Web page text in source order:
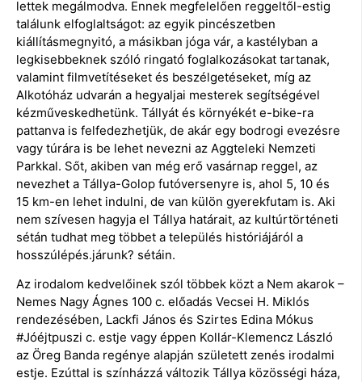
lettek megálmodva. Ennek megfelelően reggeltől-estig
találunk elfoglaltságot: az egyik pincészetben
kiállításmegnyitó, a másikban jóga vár, a kastélyban a
legkisebbeknek szóló ringató foglalkozásokat tartanak,
valamint filmvetítéseket és beszélgetéseket, míg az
Alkotóház udvarán a hegyaljai mesterek segítségével
kézműveskedhetünk. Tállyát és környékét e-bike-ra
pattanva is felfedezhetjük, de akár egy bodrogi evezésre
vagy túrára is be lehet nevezni az Aggteleki Nemzeti
Parkkal. Sőt, akiben van még erő vasárnap reggel, az
nevezhet a Tállya-Golop futóversenyre is, ahol 5, 10 és
15 km-en lehet indulni, de van külön gyerekfutam is. Aki
nem szívesen hagyja el Tállya határait, az kultúrtörténeti
sétán tudhat meg többet a település históriájáról a
hosszúlépés.járunk? sétáin.
Az irodalom kedvelőinek szól többek közt a Nem akarok –
Nemes Nagy Ágnes 100 c. előadás Vecsei H. Miklós
rendezésében, Lackfi János és Szirtes Edina Mókus
#Jóéjtpuszi c. estje vagy éppen Kollár-Klemencz László
az Öreg Banda regénye alapján született zenés irodalmi
estje. Ezúttal is színházzá változik Tállya közösségi háza,